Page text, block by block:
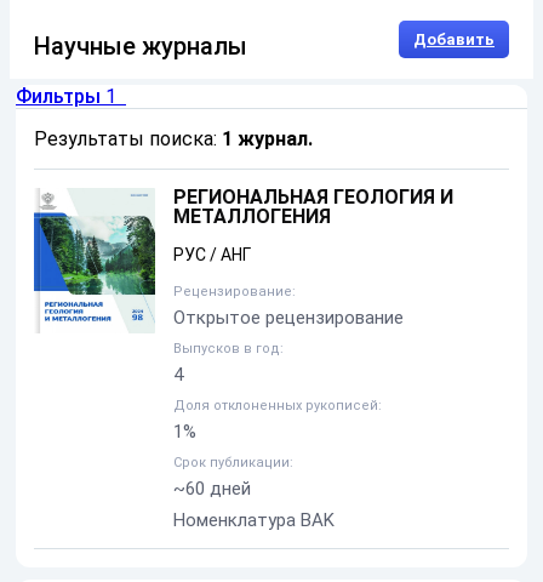
Научные журналы Добавить
Фильтры 1
Результаты поиска: 1 журнал.
РЕГИОНАЛЬНАЯ ГЕОЛОГИЯ И
МЕТАЛЛОГЕНИЯ
РУС / АНГ
Рецензирование:
Открытое рецензирование
Выпусков в год:
4
Доля отклоненных рукописей:
1%
Срок публикации:
~60 дней
Номенклатура BAK